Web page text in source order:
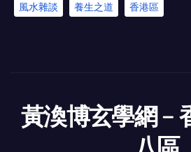
風水雜談 養生之道 香港區
黃渙博玄學網﹣